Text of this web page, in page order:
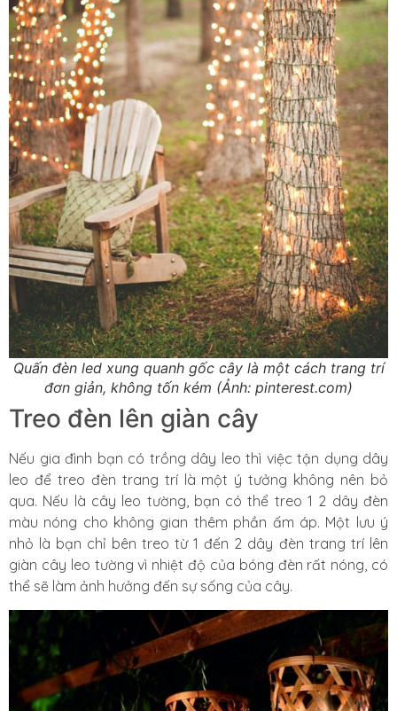
Quấn đèn led xung quanh gốc cây là một cách trang trí
đơn giản, không tốn kém (Ảnh: pinterest.com)
Treo đèn lên giàn cây
Nếu gia đình bạn có trồng dây leo thì việc tận dụng dây
leo để treo đèn trang trí là một ý tưởng không nên bỏ
qua. Nếu là cây leo tường, bạn có thể treo 1 2 dây đèn
màu nóng cho không gian thêm phần ấm áp. Một lưu ý
nhỏ là bạn chỉ bên treo từ 1 đến 2 dây đèn trang trí lên
giàn cây leo tường vì nhiệt độ của bóng đèn rất nóng, có
thể sẽ làm ảnh hưởng đến sự sống của cây.